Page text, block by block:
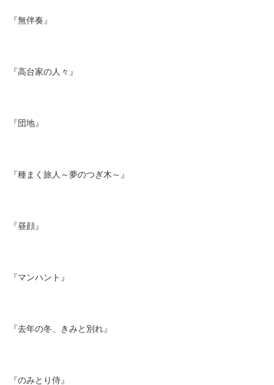
『無伴奏』
『高台家の人々』
『団地』
『種まく旅人～夢のつぎ木～』
『昼顔』
『マンハント』
『去年の冬、きみと別れ』
『のみとり侍』